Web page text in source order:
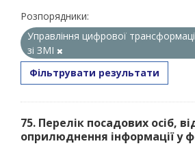
Розпорядники:
Управління цифрової
зі ЗМІ
Фільтрувати результати
75. Перелік посадових осіб,
оприлюднення інформації у